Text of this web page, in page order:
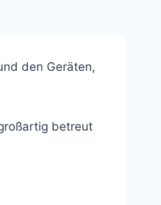
den Geräten,
betreut